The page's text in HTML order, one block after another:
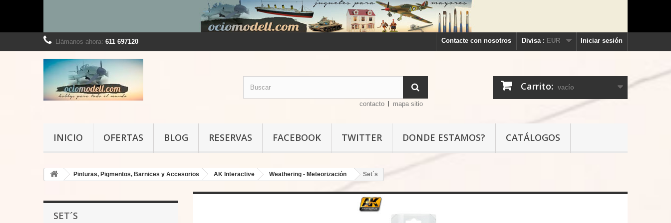
Iniciar sesión
Divisa : EUR
Contacte con nosotros
Llámanos ahora: 611 697120
Carrito: vacío
contacto mapa sitio
INICIO OFERTAS BLOG RESERVAS FACEBOOK TWITTER DONDE ESTAMOS? CATÁLOGOS
Pinturas, Pigmentos, Barnices y Accesorios AK Interactive Weathering - Meteorización Set´s
SET´S